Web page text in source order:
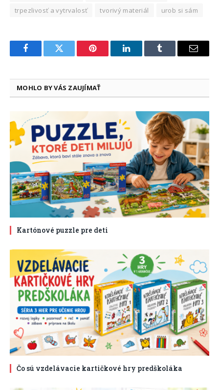
trpezlivosť a vytrvalosť
tvorivý materiál urob si sám
FacebookTwitter Pinterest LinkedInTumblr Email
MOHLO BY VÁS ZAUJÍMAŤ
Kartónové puzzle pre deti
Čo sú vzdelávacie kartičkové hry predškoláka